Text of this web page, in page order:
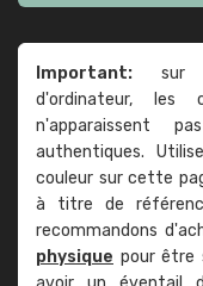
Important: sur
d'ordinateur, les
n'apparaissent
authentiques.
couleur sur cette
à titre de
recommandons
physique pour être